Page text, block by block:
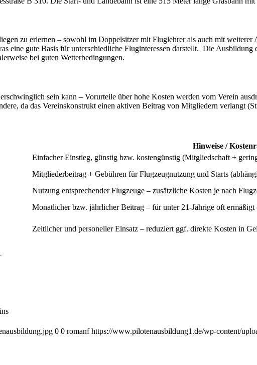
zu erlernen – sowohl im Doppelsitzer mit Fluglehrer als auch mit
eine gute Basis für unterschiedliche Fluginteressen darstellt. Die Ausbildung
bei guten Wetterbedingungen.
sein kann – Vorurteile über hohe Kosten werden vom Verein
da das Vereinskonstrukt einen aktiven Beitrag von Mitgliedern verlangt
Hinweise /
Einfacher Einstieg, günstig bzw. kostengünstig (Mitgliedschaft +
Mitgliederbeitrag + Gebühren für Flugzeugnutzung und Starts
Nutzung entsprechender Flugzeuge – zusätzliche Kosten je nach
Monatlicher bzw. jährlicher Beitrag – für unter 21-Jährige oft
Zeitlicher und personeller Einsatz – reduziert ggf. direkte Kosten in
0 0 romanf https://www.pilotenausbildung1.de/wp-content/